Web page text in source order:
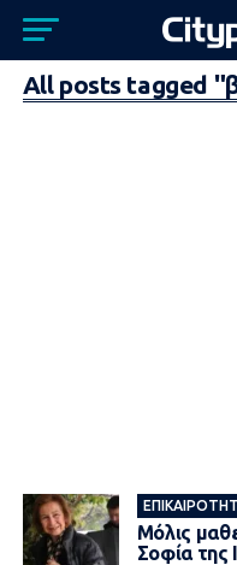
All posts tagged
Μόλις
Σοφία της